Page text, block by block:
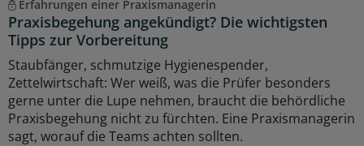
Erfahrungen einer Praxismanagerin
Praxisbegehung angekündigt? Die wichtigsten
Tipps zur Vorbereitung
Staubfänger, schmutzige Hygienespender,
Zettelwirtschaft: Wer weiß, was die Prüfer besonders
gerne unter die Lupe nehmen, braucht die behördliche
Praxisbegehung nicht zu fürchten. Eine Praxismanagerin
sagt, worauf die Teams achten sollten.